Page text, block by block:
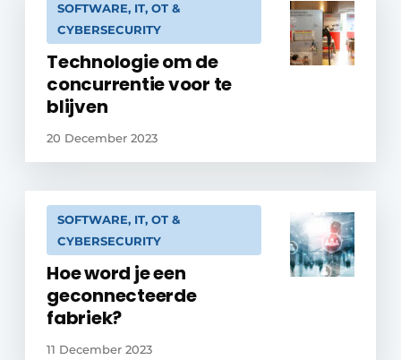
SOFTWARE, IT, OT &
CYBERSECURITY
Technologie om de
concurrentie voor te
blijven
20 December 2023
SOFTWARE, IT, OT &
CYBERSECURITY
Hoe word je een
geconnecteerde
fabriek?
11 December 2023